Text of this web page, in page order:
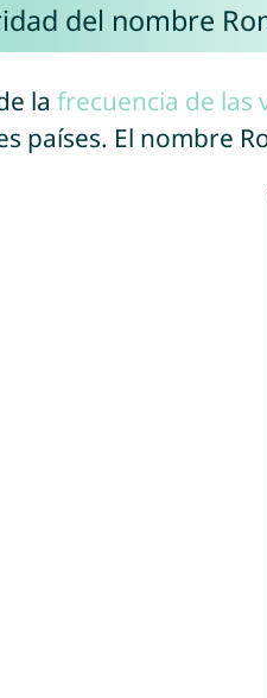
del nombre
la frecuencia de las
países. El nombre